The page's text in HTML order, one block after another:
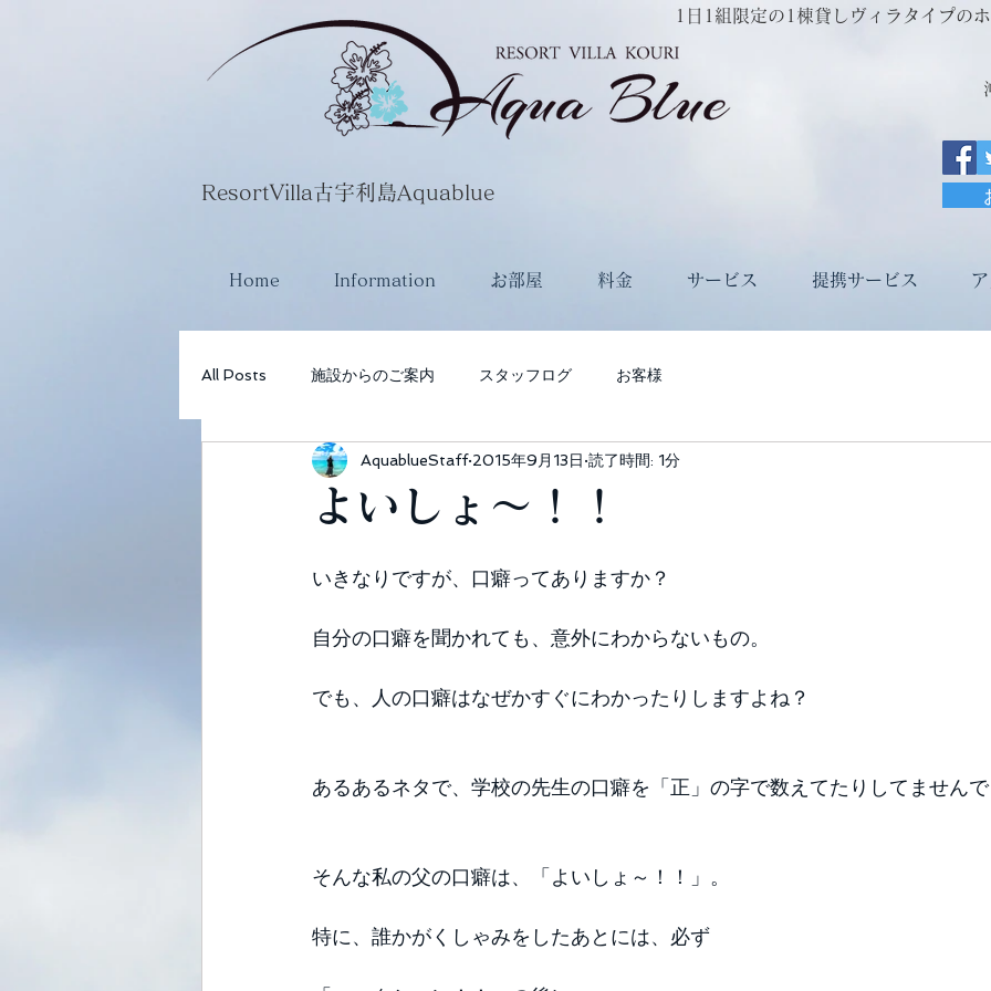
1日1組限定の1棟貸しヴィラタイプ
​ResortVilla古宇利島Aquablue
Home Information お部屋 料金 サービス 提携サービス
All Posts 施設からのご案内 スタッフログ お客様
よいしょ～！！
AquablueStaff 2015年9月13日 読了時間: 1分
いきなりですが、口癖ってありますか？
自分の口癖を聞かれても、意外にわからないもの。
でも、人の口癖はなぜかすぐにわかったりしますよね？
あるあるネタで、学校の先生の口癖を「正」の字で数えてたりしてません
そんな私の父の口癖は、「よいしょ～！！」。
特に、誰かがくしゃみをしたあとには、必ず